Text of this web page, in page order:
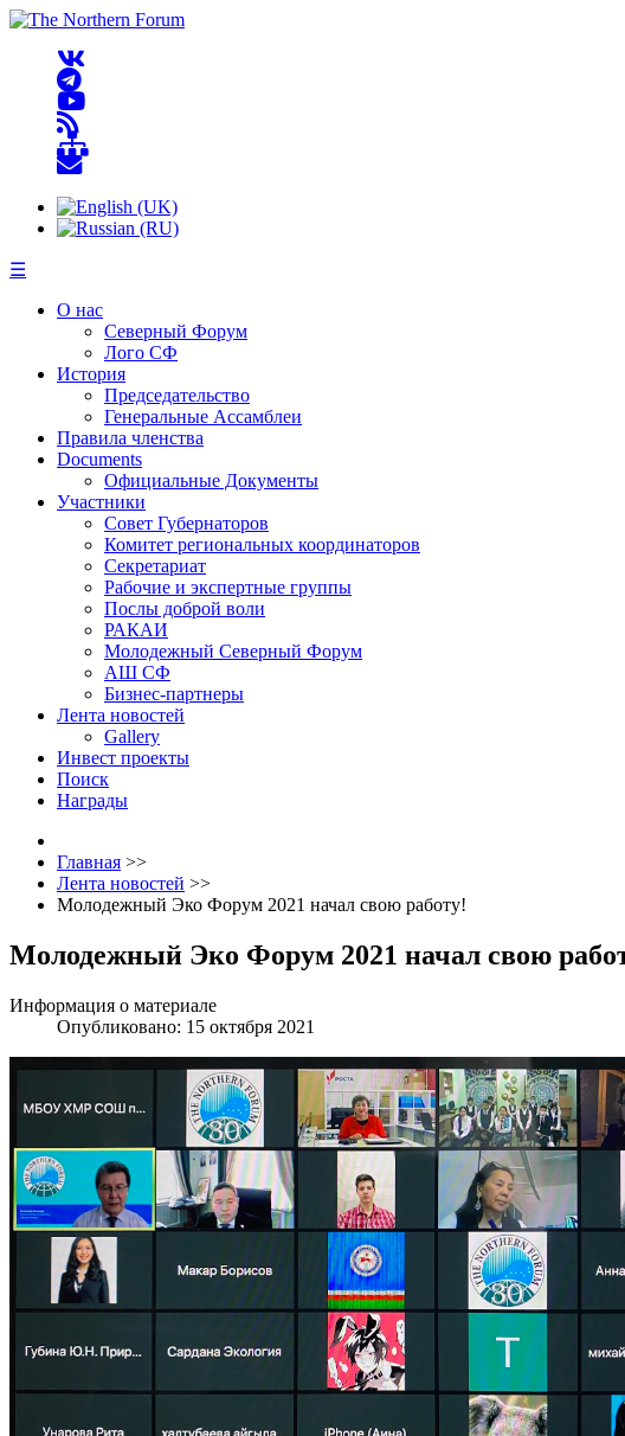
☰
О нас
Северный Форум
Лого СФ
История
Председательство
Генеральные Ассамблеи
Правила членства
Documents
Официальные Документы
Участники
Совет Губернаторов
Комитет региональных координаторов
Секретариат
Рабочие и экспертные группы
Послы доброй воли
РАКАИ
Молодежный Северный Форум
АШ СФ
Бизнес-партнеры
Лента новостей
Gallery
Инвест проекты
Поиск
Награды
Главная >>
Лента новостей >>
Молодежный Эко Форум 2021 начал свою работу!
Молодежный Эко Форум 2021 начал свою
Информация о материале
Опубликовано: 15 октября 2021